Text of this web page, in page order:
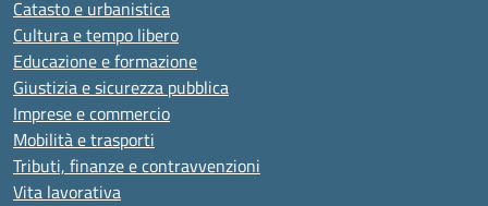
Catasto e urbanistica
Cultura e tempo libero
Educazione e formazione
Giustizia e sicurezza pubblica
Imprese e commercio
Mobilità e trasporti
Tributi, finanze e contravvenzioni
Vita lavorativa